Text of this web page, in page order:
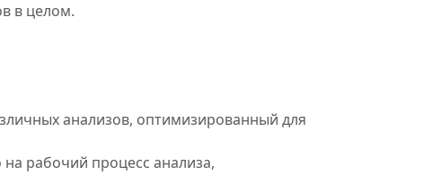
в целом.
анализов, оптимизированный для
рабочий процесс анализа,